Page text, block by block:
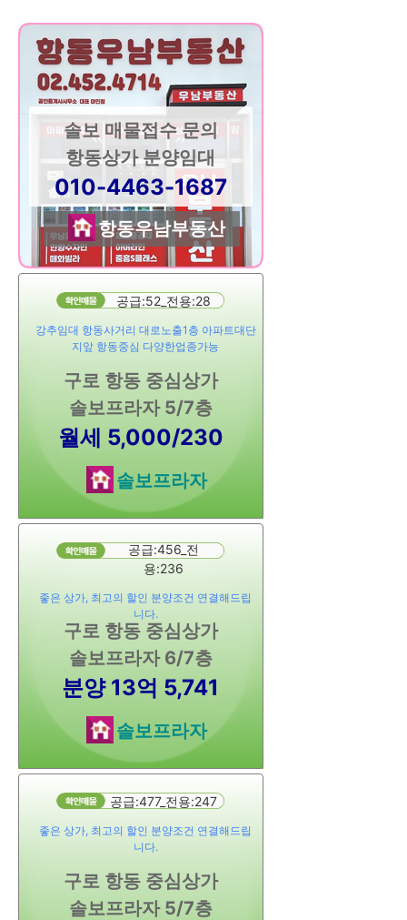
솔보 매물접수 문의
항동상가 분양임대
010-4463-1687
항동우남부동산
구로 항동 중심상가
솔보프라자 5/7층
월세 5,000/230
솔보프라자
공급:52_전용:28
강추임대 항동사거리 대로노출1층 아파트대단
지앞 항동중심 다양한업종가능
구로 항동 중심상가
솔보프라자 6/7층
분양 13억 5,741
솔보프라자
공급:456_전
용:236
좋은 상가, 최고의 할인 분양조건 연결해드립
니다.
구로 항동 중심상가
솔보프라자 5/7층
공급:477_전용:247
좋은 상가, 최고의 할인 분양조건 연결해드립
니다.